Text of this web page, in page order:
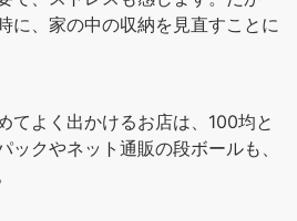
に、家の中の収納を見直すことに
てよく出かけるお店は、100均と
ックやネット通販の段ボールも、